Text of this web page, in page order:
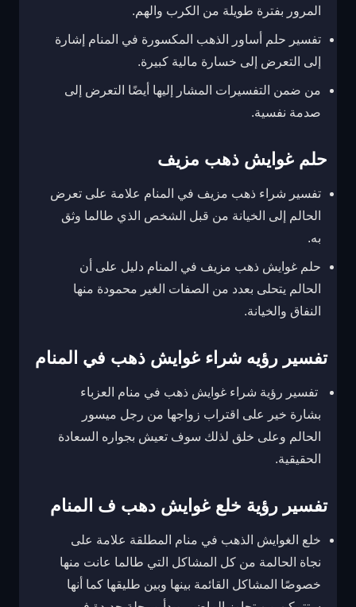
المرور بفترة طويلة من الكرب والهم.
تفسير حلم أساور الذهب المكسورة في المنام إشارة
إلى التعرض إلى خسارة مالية كبيرة.
من ضمن التفسيرات المشار إليها أيضًا التعرض إلى
صدمة نفسية.
حلم غوايش ذهب مزيف
تفسير شراء ذهب مزيف في المنام علامة على تعرض
الحالم إلى الخيانة من قبل الشخص الذي طالما وثق
به.
حلم غوايش ذهب مزيف في المنام دليل على أن
الحالم يتحلى بعدد من الصفات الغير محمودة منها
النفاق والخيانة.
تفسير رؤيه شراء غوايش ذهب في المنام
تفسير رؤية شراء غوايش ذهب في منام العزباء
بشارة خير على اقتراب زواجها من رجل ميسور
الحالم وعلى خلق لذلك سوف تعيش بجواره السعادة
الحقيقية.
تفسير رؤية خلع غوايش دهب ف المنام
خلع الغوايش الذهب في منام المطلقة علامة على
نجاة الحالمة من كل المشاكل التي طالما عانت منها
خصوصًا المشاكل القائمة بينها وبين طليقها كما أنها